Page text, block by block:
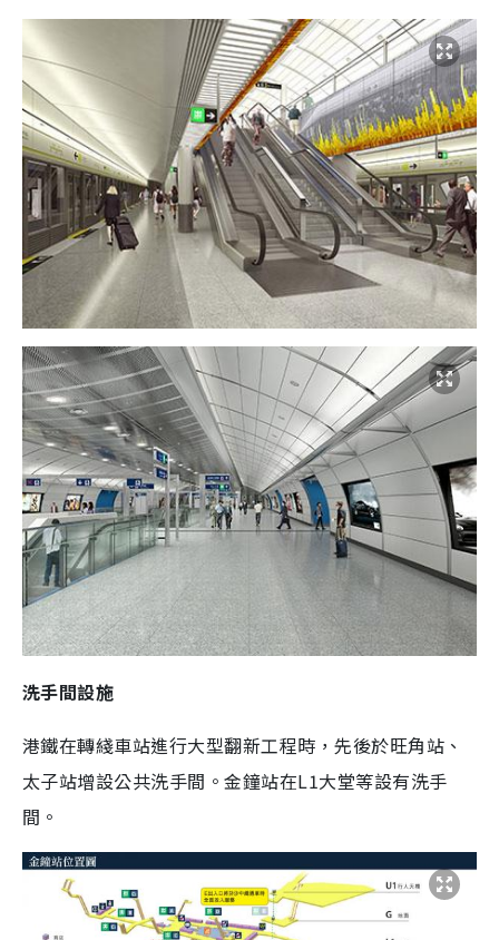
洗手間設施
港鐵在轉綫車站進行大型翻新工程時，先後於旺角站、
太子站增設公共洗手間。金鐘站在L1大堂等設有洗手
間。